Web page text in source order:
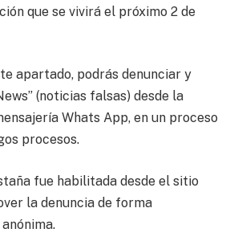
que se vivirá el próximo 2 de
apartado, podrás denunciar y
(noticias falsas) desde la
Whats App, en un proceso
procesos.
fue habilitada desde el sitio
la denuncia de forma